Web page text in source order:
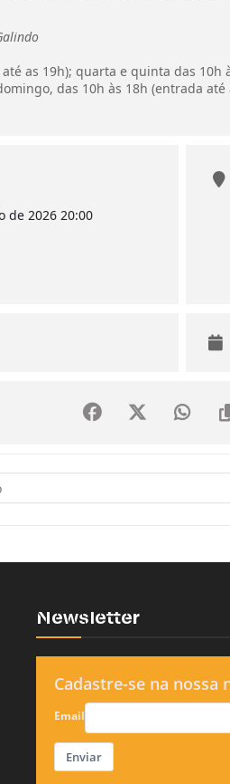
as 19h); quarta e quinta das
das 10h às 18h (entrada
de 2026 20:00
de Vídeo: Regina José Galindo"
Newsletter
Cadastre-se na nossa
Email
Enviar